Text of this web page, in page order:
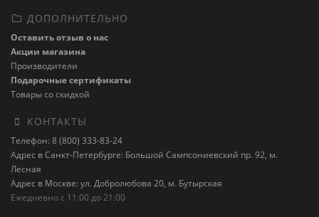
ДОПОЛНИТЕЛЬНО
Оставить отзыв о нас
Акции магазина
Производители
Подарочные сертификаты
Товары со скидкой
КОНТАКТЫ
Телефон: 8 (800) 333-83-24
Адрес в Санкт-Петербурге: Большой Сампсониевский пр. 92, м.
Лесная
Адрес в Москве: ул. Добролюбова 20, м. Бутырская
Ежедневно с 11:00 до 21:00